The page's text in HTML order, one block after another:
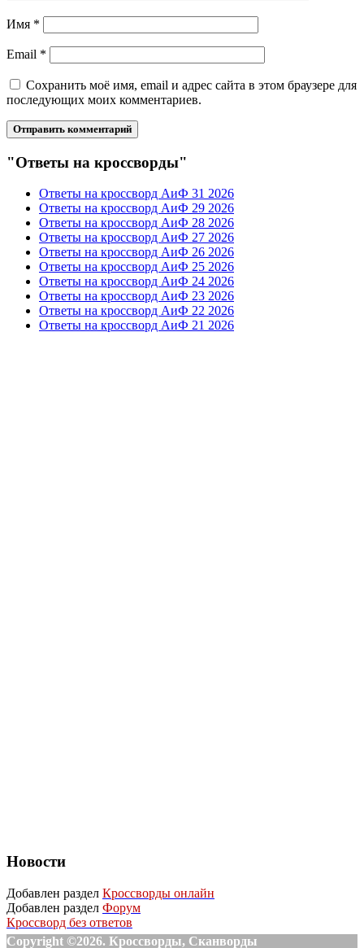
Имя *
Email *
Сохранить моё имя, email и адрес сайта в этом браузере для
последующих моих комментариев.
"Ответы на кроссворды"
Ответы на кроссворд АиФ 31 2026
Ответы на кроссворд АиФ 29 2026
Ответы на кроссворд АиФ 28 2026
Ответы на кроссворд АиФ 27 2026
Ответы на кроссворд АиФ 26 2026
Ответы на кроссворд АиФ 25 2026
Ответы на кроссворд АиФ 24 2026
Ответы на кроссворд АиФ 23 2026
Ответы на кроссворд АиФ 22 2026
Ответы на кроссворд АиФ 21 2026
Новости
Добавлен раздел Кроссворды онлайн
Добавлен раздел Форум
Кроссворд без ответов
Copyright ©2026. Кроссворды, Сканворды